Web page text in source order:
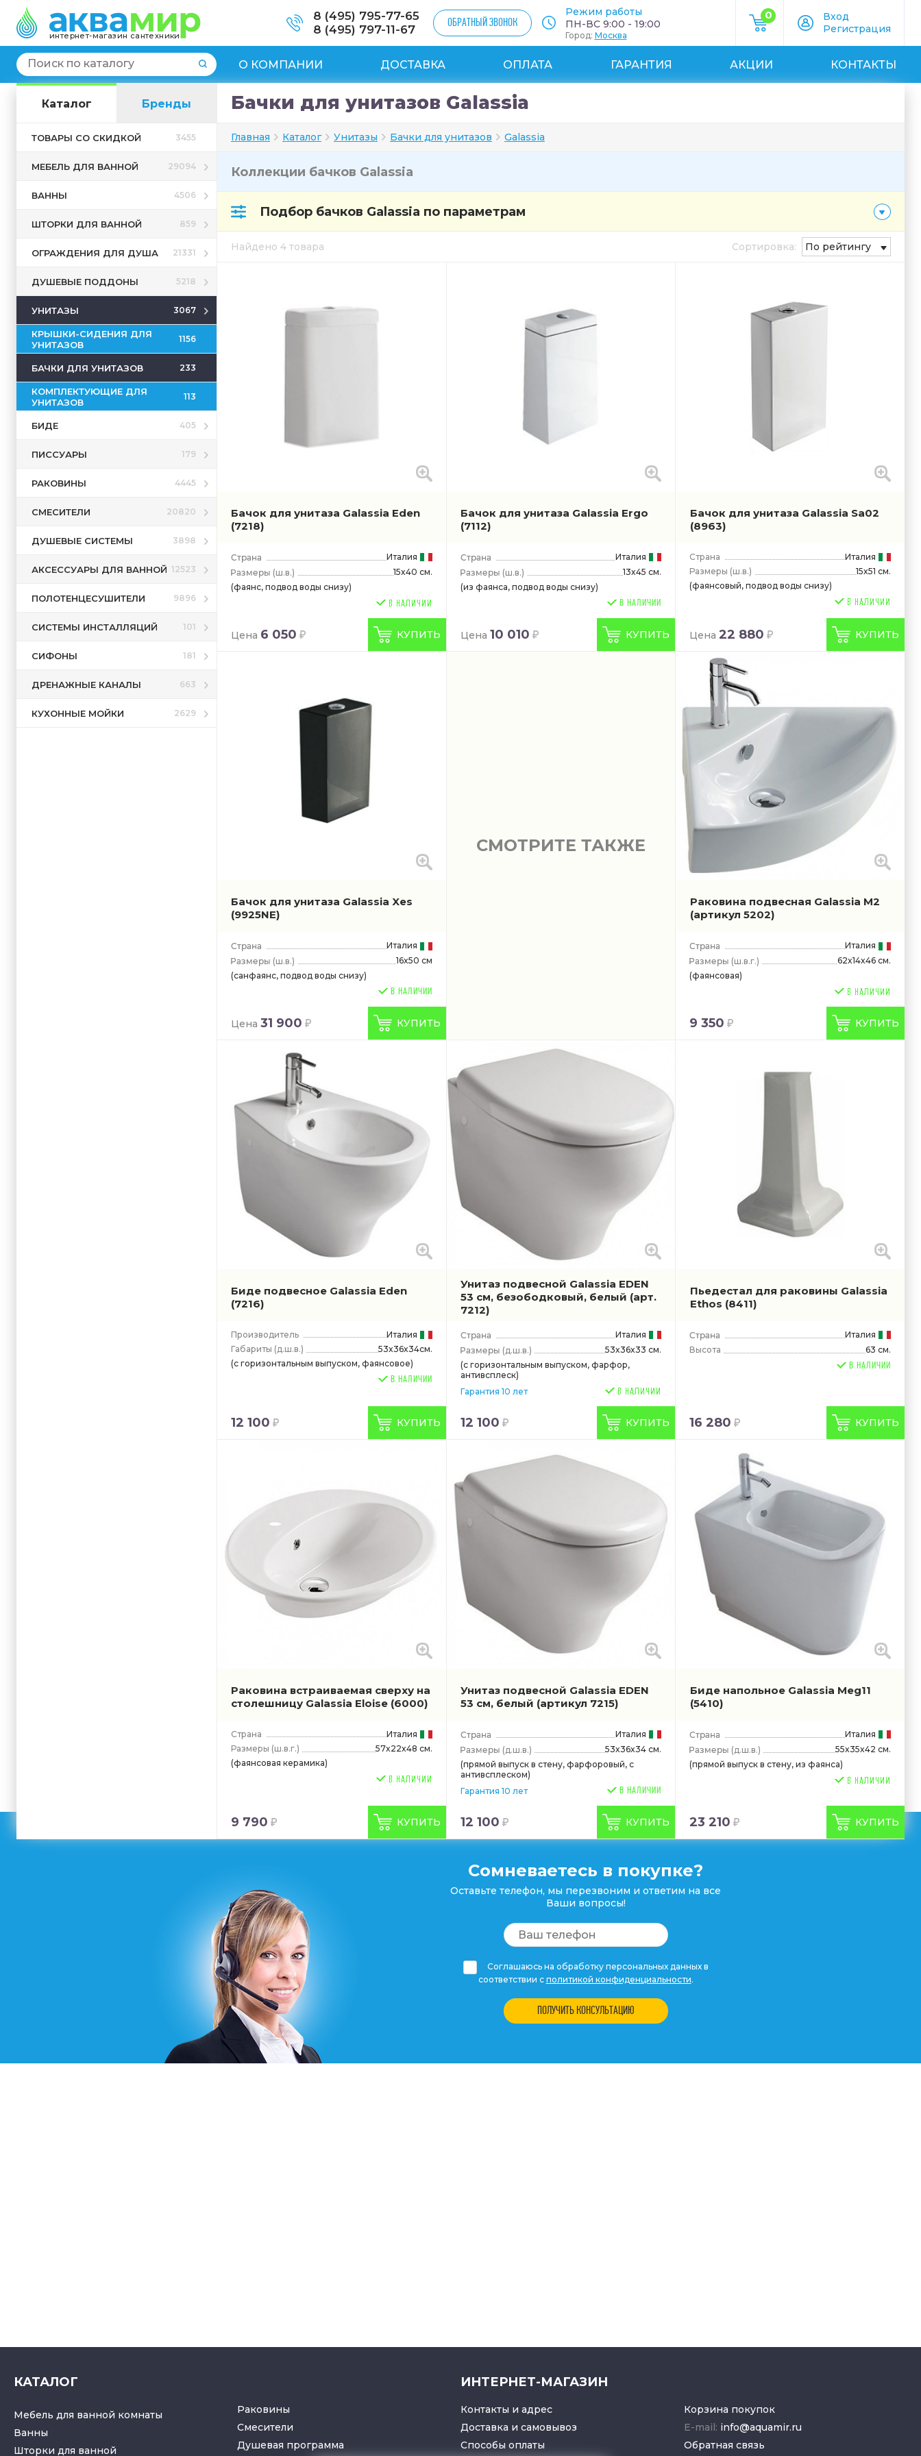
интернет-магазин сантехники
8 (495) 795-77-65
8 (495) 797-11-67
ОБРАТНЫЙ ЗВОНОК
Режим работы
ПН-ВС 9:00 - 19:00
Город: Москва
0
Вход
Регистрация
О КОМПАНИИ ДОСТАВКА ОПЛАТА ГАРАНТИЯ АКЦИИ КОНТАКТЫ
Каталог Бренды
ТОВАРЫ СО СКИДКОЙ 3455
МЕБЕЛЬ ДЛЯ ВАННОЙ 29094
ВАННЫ 4506
ШТОРКИ ДЛЯ ВАННОЙ 859
ОГРАЖДЕНИЯ ДЛЯ ДУША 21331
ДУШЕВЫЕ ПОДДОНЫ 5218
УНИТАЗЫ 3067
КРЫШКИ-СИДЕНИЯ ДЛЯ
УНИТАЗОВ
1156
БАЧКИ ДЛЯ УНИТАЗОВ 233
КОМПЛЕКТУЮЩИЕ ДЛЯ
УНИТАЗОВ
113
БИДЕ 405
ПИССУАРЫ 179
РАКОВИНЫ 4445
СМЕСИТЕЛИ 20820
ДУШЕВЫЕ СИСТЕМЫ 3898
АКСЕССУАРЫ ДЛЯ ВАННОЙ 12523
ПОЛОТЕНЦЕСУШИТЕЛИ 9896
СИСТЕМЫ ИНСТАЛЛЯЦИЙ 101
СИФОНЫ 181
ДРЕНАЖНЫЕ КАНАЛЫ 663
КУХОННЫЕ МОЙКИ 2629
Бачки для унитазов Galassia
Главная Каталог Унитазы Бачки для унитазов Galassia
Коллекции бачков Galassia
Подбор бачков Galassia по параметрам
Найдено 4 товара Сортировка: По рейтингу
Бачок для унитаза Galassia Eden
(7218)
Италия
(ш.в.)
15x40 см.
(фаянс, подвод воды снизу)
Цена 6 050 КУПИТЬ
Бачок для унитаза Galassia Ergo
(7112)
Италия
(ш.в.)
13x45 см.
(из фаянса, подвод воды снизу)
В НАЛИЧИИ
Цена 10 010 КУПИТЬ
Бачок для унитаза Galassia Sa02
(8963)
Страна
Италия
Размеры (ш.в.)
15x51 см.
(фаянсовый, подвод воды снизу)
Цена 22 880 КУПИТЬ
Бачок для унитаза Galassia Xes
(9925NE)
Италия
(ш.в.)
16x50 см
(санфаянс, подвод воды снизу)
В НАЛИЧИИ
Цена 31 900 КУПИТЬ
СМОТРИТЕ ТАКЖЕ
Раковина подвесная Galassia M2
(артикул 5202)
Италия
(ш.в.г.)
62x14x46 см.
(фаянсовая)
9 350 КУПИТЬ
Биде подвесное Galassia Eden
(7216)
Производитель
Италия
Габариты (д.ш.в.)
53x36x34см.
(с горизонтальным выпуском, фаянсовое)
В НАЛИЧИИ
12 100 КУПИТЬ
Унитаз подвесной Galassia EDEN
53 см, безободковый, белый (арт.
7212)
Италия
(д.ш.в.)
53x36x33 см.
(с горизонтальным выпуском, фарфор,
антивсплеск)
Гарантия 10 лет
12 100 КУПИТЬ
Пьедестал для раковины Galassia
Ethos (8411)
Италия
Высота
63 см.
В НАЛИЧИИ
16 280 КУПИТЬ
Раковина встраиваемая сверху на
столешницу Galassia Eloise (6000)
Страна
Италия
Размеры (ш.в.г.)
57x22x48 см.
(фаянсовая керамика)
9 790 КУПИТЬ
Унитаз подвесной Galassia EDEN
53 см, белый (артикул 7215)
Италия
(д.ш.в.)
53x36x34 см.
(прямой выпуск в стену, фарфоровый, с
антивсплеском)
Гарантия 10 лет
В НАЛИЧИИ
12 100 КУПИТЬ
Биде напольное Galassia Meg11
(5410)
Италия
(д.ш.в.)
55x35x42 см.
(прямой выпуск в стену, из фаянса)
23 210 КУПИТЬ
Сомневаетесь в покупке?
Оставьте телефон, мы перезвоним и ответим на все
Ваши вопросы!
Соглашаюсь на обработку персональных данных в
соответствии с политикой конфиденциальности.
ПОЛУЧИТЬ КОНСУЛЬТАЦИЮ
КАТАЛОГ
Мебель для ванной комнаты
Ванны
Шторки для ванной
Раковины
Смесители
Душевая программа
ИНТЕРНЕТ-МАГАЗИН
Контакты и адрес
Доставка и самовывоз
Способы оплаты
Корзина покупок
E-mail: info@aquamir.ru
Обратная связь